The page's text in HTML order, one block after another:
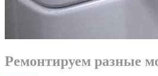
Ремонтируем разные